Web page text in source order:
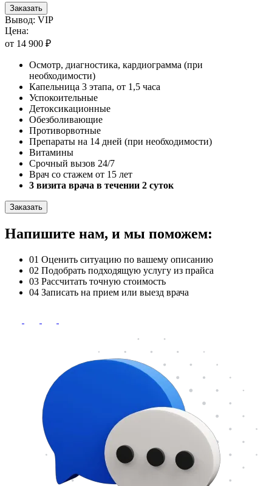
Заказать
Вывод: VIP
Цена:
от 14 900 ₽
Осмотр, диагностика, кардиограмма (при
необходимости)
Капельница 3 этапа, от 1,5 часа
Успокоительные
Детоксикационные
Обезболивающие
Противорвотные
Препараты на 14 дней (при необходимости)
Витамины
Срочный вызов 24/7
Врач со стажем от 15 лет
3 визита врача в течении 2 суток
Заказать
Напишите нам, и мы поможем:
01 Оценить ситуацию по вашему описанию
02 Подобрать подходящую услугу из прайса
03 Рассчитать точную стоимость
04 Записать на прием или выезд врача